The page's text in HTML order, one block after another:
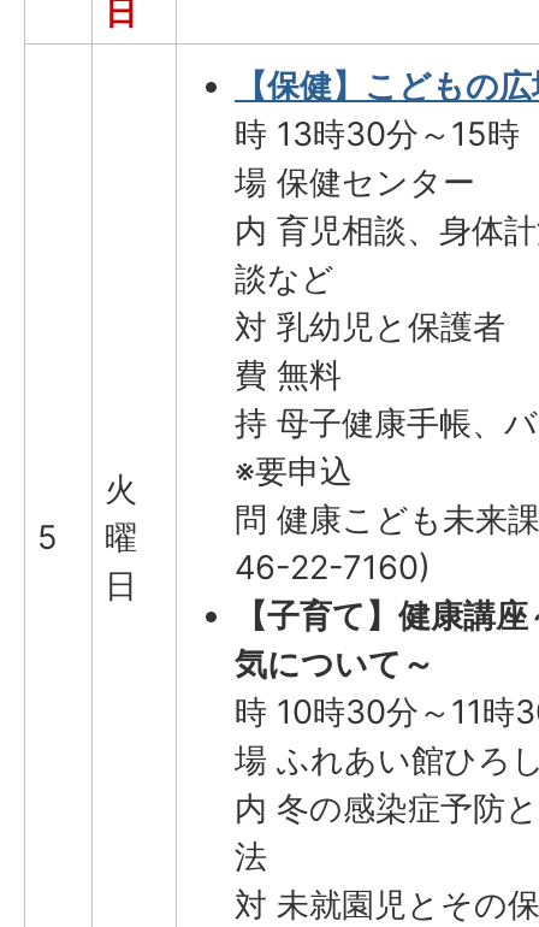
日
5
火
曜
日
【保健】こどもの
時 13時30分～15時
場 保健センター
内 育児相談、身体
談など
対 乳幼児と保護者
費 無料
持 母子健康手帳、
※要申込
問 健康こども未来
46-22-7160)
【子育て】健康講
気について～
時 10時30分～11時
場 ふれあい館ひろ
内 冬の感染症予防
法
対 未就園児とその